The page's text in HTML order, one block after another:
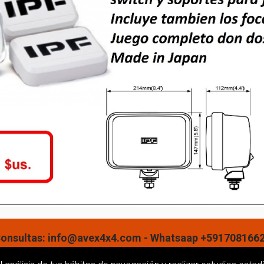
info@avex4x4.com - Whatsaap